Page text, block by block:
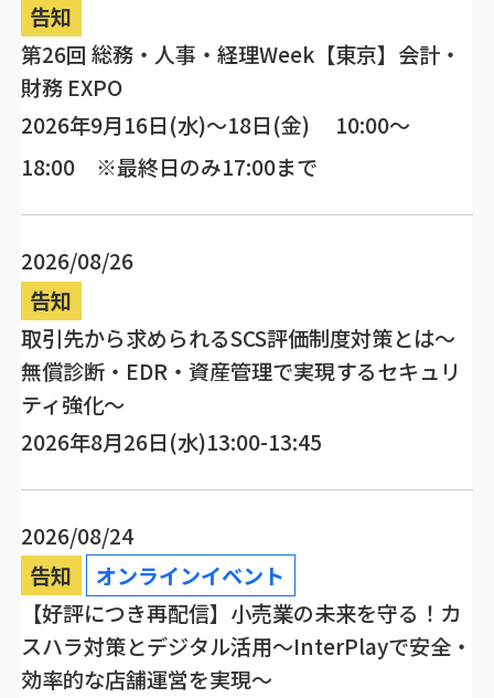
告知
第26回 総務・人事・経理Week【東京】会計・
財務 EXPO
2026年9月16日(水)～18日(金) 10:00～
18:00 ※最終日のみ17:00まで
2026/08/26
告知
取引先から求められるSCS評価制度対策とは～
無償診断・EDR・資産管理で実現するセキュリ
ティ強化～
2026年8月26日(水)13:00-13:45
2026/08/24
告知
オンラインイベント
【好評につき再配信】小売業の未来を守る！カ
スハラ対策とデジタル活用～InterPlayで安全・
効率的な店舗運営を実現～